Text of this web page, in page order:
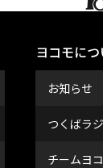
ヨコモに
お知らせ
つくばラ
チームヨ